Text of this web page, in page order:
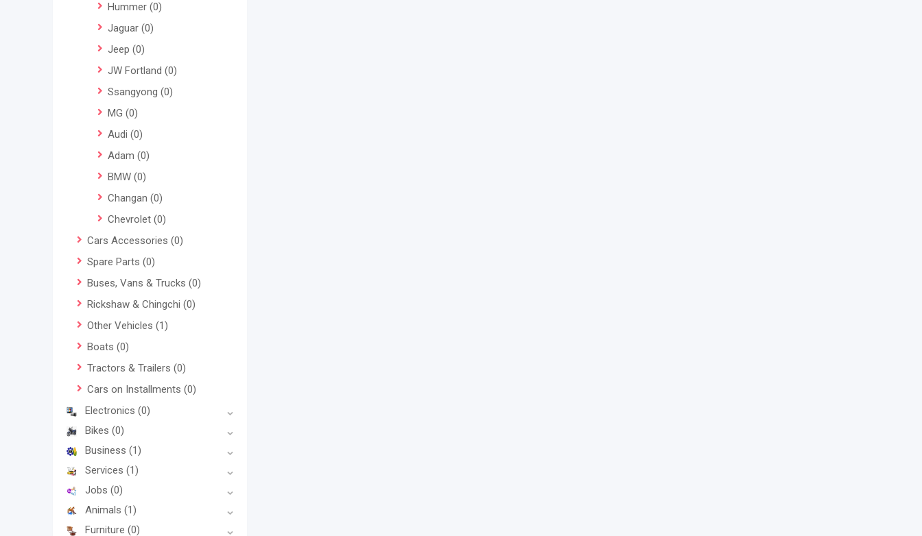
Hummer (0)
Jaguar (0)
Jeep (0)
JW Fortland (0)
Ssangyong (0)
MG (0)
Audi (0)
Adam (0)
BMW (0)
Changan (0)
Chevrolet (0)
Cars Accessories (0)
Spare Parts (0)
Buses, Vans & Trucks (0)
Rickshaw & Chingchi (0)
Other Vehicles (1)
Boats (0)
Tractors & Trailers (0)
Cars on Installments (0)
Electronics (0)
Bikes (0)
Business (1)
Services (1)
Jobs (0)
Animals (1)
Furniture (0)